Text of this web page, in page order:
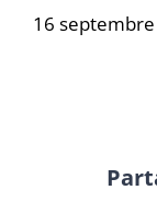
16 septembre